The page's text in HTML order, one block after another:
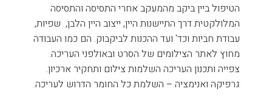
הטיפול ביין ביקב מהמעקב אחרי התסיסה והתסיסה
המלולקטית דרך התיישנות היין, ייצוב היין הלבן, שפיות,
עבודת חביות וכד' ועד ההכנות לביקבוק. הם כמו העבודה
מחוץ לאתר הצילומים של הסרט ובאולפני העריכה.
צפייה ותכנון העריכה השלמות צילום ותחקיר ארכיון.
גרפיקה ואנימציה – השלמת כל החומר הדרוש לעריכה.